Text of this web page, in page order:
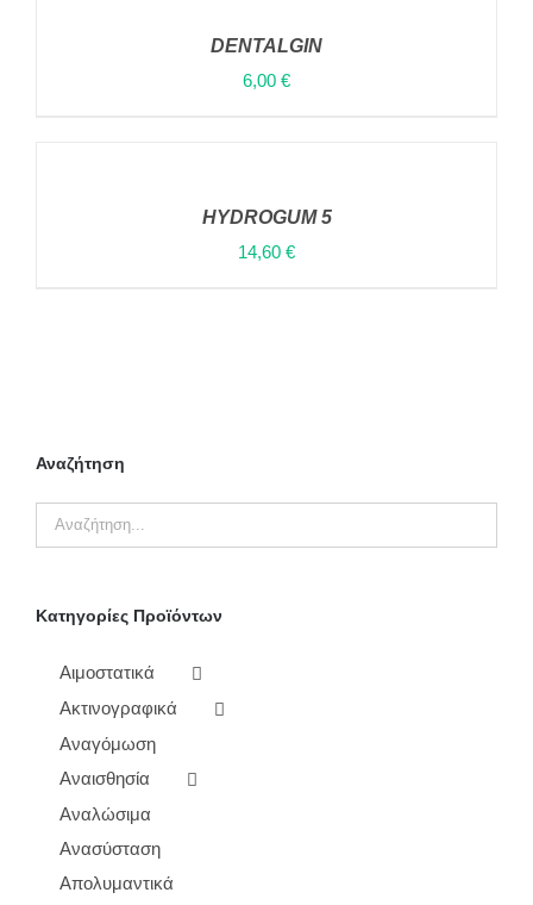
DENTALGIN
6,00 €
HYDROGUM 5
14,60 €
Αναζήτηση
Κατηγορίες Προϊόντων
Αιμοστατικά
Ακτινογραφικά
Αναγόμωση
Αναισθησία
Αναλώσιμα
Ανασύσταση
Απολυμαντικά